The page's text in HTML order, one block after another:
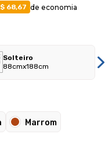
68,67 de economia
Solteiro
88cmx188cm
Marrom